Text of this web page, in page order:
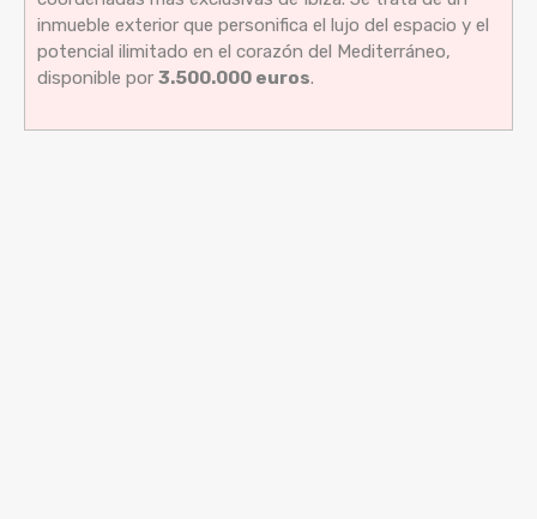
inmueble exterior que personifica el lujo del espacio y el
potencial ilimitado en el corazón del Mediterráneo,
disponible por 3.500.000 euros.